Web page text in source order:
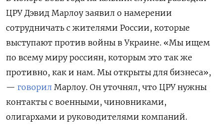
ЦРУ Дэвид Марлоу заявил о намерении
сотрудничать с жителями России, которые
выступают против войны в Украине. «Мы ищем
по всему миру россиян, которым это так же
противно, как и нам. Мы открыты для бизнеса»,
— говорил Марлоу. Он уточнял, что ЦРУ нужны
контакты с военными, чиновниками,
олигархами и руководителями компаний.